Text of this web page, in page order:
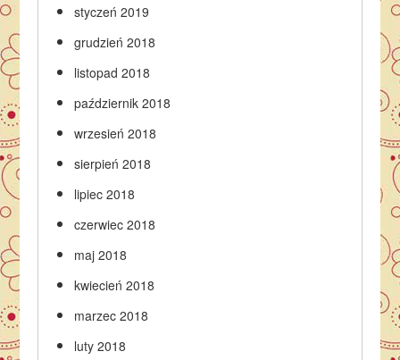
styczeń 2019
grudzień 2018
listopad 2018
październik 2018
wrzesień 2018
sierpień 2018
lipiec 2018
czerwiec 2018
maj 2018
kwiecień 2018
marzec 2018
luty 2018